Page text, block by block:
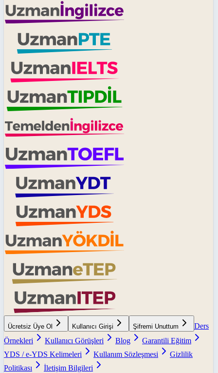
Ücretsiz Üye Ol Kullanıcı Girişi Şifremi Unuttum
Ders
Örnekleri
Kullanıcı Görüşleri Blog
Garantili Eğitim
YDS / e-YDS Kelimeleri
Kullanım Sözleşmesi
Gizlilik
Politikası
İletişim Bilgileri